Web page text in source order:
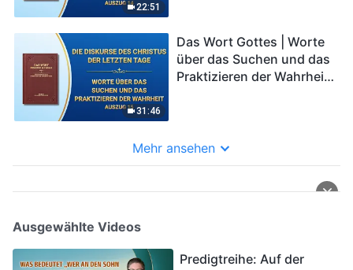
22:51
31:46
Das Wort Gottes | Worte
über das Suchen und das
Praktizieren der Wahrheit
Mehr ansehen
Ausgewählte Videos
Predigtreihe: Auf der